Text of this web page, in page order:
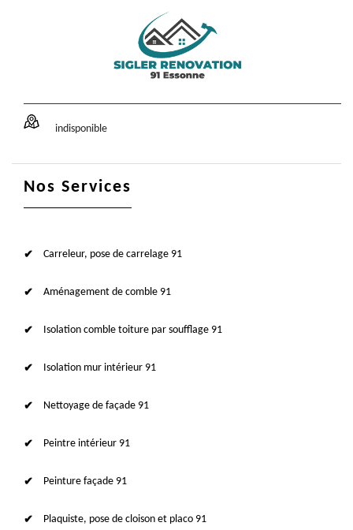
indisponible
Nos Services
Carreleur, pose de carrelage 91
Aménagement de comble 91
Isolation comble toiture par soufflage 91
Isolation mur intérieur 91
Nettoyage de façade 91
Peintre intérieur 91
Peinture façade 91
Plaquiste, pose de cloison et placo 91